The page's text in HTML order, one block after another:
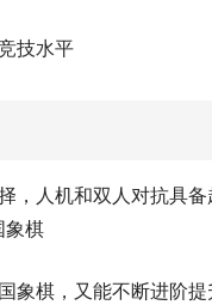
技水平
，人机和双人对抗具
象棋
象棋，又能不断进阶